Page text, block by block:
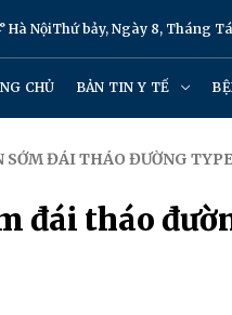
Hà NộiThứ bảy, Ngày 8, Tháng
CHỦ BẢN TIN Y TẾ
SỚM ĐÁI THÁO ĐƯỜNG
đái tháo